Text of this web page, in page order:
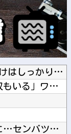
【艦これ】 E5ボスはともかく道中だけはしっかりラスダンして...
体罰肯定派「殴らないとわからない奴もいる」ワイ「いや司法や警...
大阪桐蔭、満塁スクイズが反則打球に…センバツ王者が4回戦敗退